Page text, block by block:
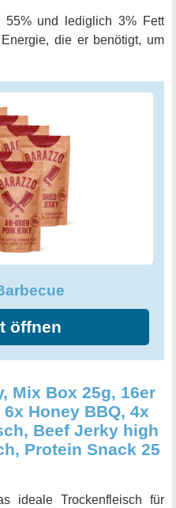
55% und lediglich 3% Fett
die er benötigt, um
öffnen
Mix Box 25g, 16er
Honey BBQ, 4x
Beef Jerky high
Protein Snack 25
ideale Trockenfleisch für